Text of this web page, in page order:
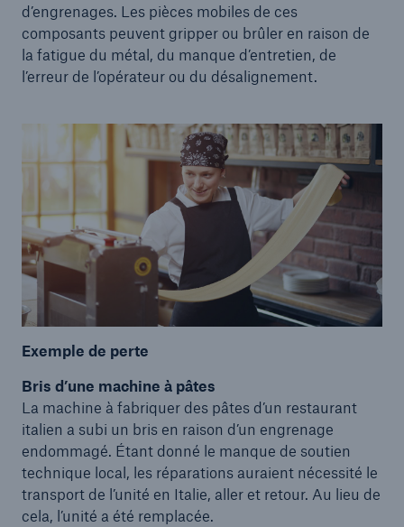
d’engrenages. Les pièces mobiles de ces
composants peuvent gripper ou brûler en raison de
la fatigue du métal, du manque d’entretien, de
l’erreur de l’opérateur ou du désalignement.
Exemple de perte
Bris d’une machine à pâtes
La machine à fabriquer des pâtes d’un restaurant
italien a subi un bris en raison d’un engrenage
endommagé. Étant donné le manque de soutien
technique local, les réparations auraient nécessité le
transport de l’unité en Italie, aller et retour. Au lieu de
cela, l’unité a été remplacée.